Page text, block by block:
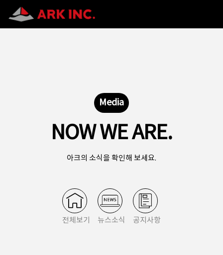
Media
NOW WE ARE.
아크의 소식을 확인해 보세요.
전체보기 뉴스소식 공지사항